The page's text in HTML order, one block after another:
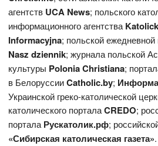
агентств UCA News; польского
информационного агентства
Informacyjna; польской ежедневной
Nasz dziennik; журнала польской
культуры Polonia Christiana;
в БелоруссииCatholic.by;
Украинской греко-католической
католического порталаCREDO;
порталаРускатолик.рф;
«Сибирская католическая газета».